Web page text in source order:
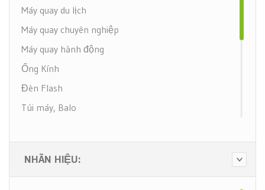
Máy quay du lịch
Máy quay chuyên nghiệp
Máy quay hành động
Ống Kính
Đèn Flash
Túi máy, Balo
Ống nhòm
NHÃN HIỆU: